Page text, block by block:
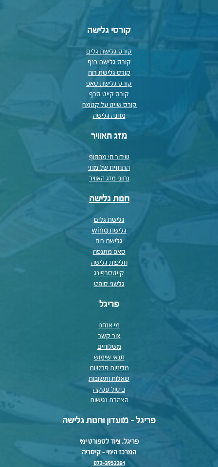
קורסי גלישה
קורס גלישת גלים
קורס גלישת כנף
קורס גלישת רוח
קורס גלישת סאפ
קורס קייט סרף
קורס שייט על קטמרן
מחנה גלישה
מזג האוויר
שידור חי מהחוף
התחזית של מתי
נתוני מזג האוויר
חנות גלישה
גלישת גלים
גלישת wing
גלישת רוח
סאפ מתנפח
חליפות גלישה
קייטסרפינג
גלשני סופט
פריגל
מי אנחנו
צור קשר
משלוחים
תנאי שימוש
מדיניות פרטיות
שאלות ותשובות
ביטול עסקה
הצהרת נגישות
פריגל - מועדון וחנות גלישה
פריגל, ציוד לספורט ימי
המרכז הימי – קיסריה
072-3952281